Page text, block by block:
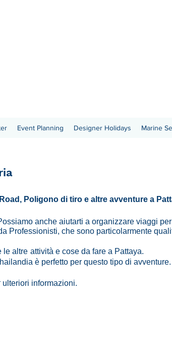
Event Planning Designer Holidays Marine
Poligono di tiro e altre avventure a
anche aiutarti a organizzare viaggi
Professionisti, che sono particolarmente
le altre attività e cose da fare a Pattaya.
è perfetto per questo tipo di avventure.
ulteriori informazioni.